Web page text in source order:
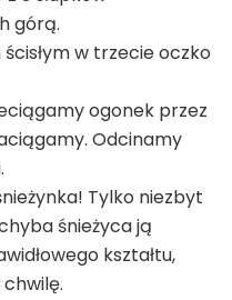
górą.
w trzecie oczko
ogonek przez
Odcinamy
Tylko niezbyt
śnieżyca ją
kształtu,